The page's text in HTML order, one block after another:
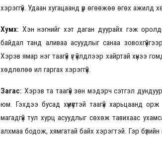
хэрэггүй. Удаан хугацаанд үр өгөөжөө өгөх ажилд
Хумх: Хэн нэгнийг хэт даган дуурайх гэж
байдал танд аливаа асуудлыг санаа
Хэрэв ямар нэг таагүй үг үйлдлээр хайртай хүнээ
хөдлөлөө ил гаргах хэрэггүй.
Загас: Хэрэв та таагүй зөн мэдэрч сэтгэл
юм. Гэхдээ бусад хүмүүстэй таагүй харьцаанд
магадгүй тул хурц асуудлыг сөхөж тавихаас
алхмаа бодож, хямгатай байх хэрэгтэй. Гэр бүлийн